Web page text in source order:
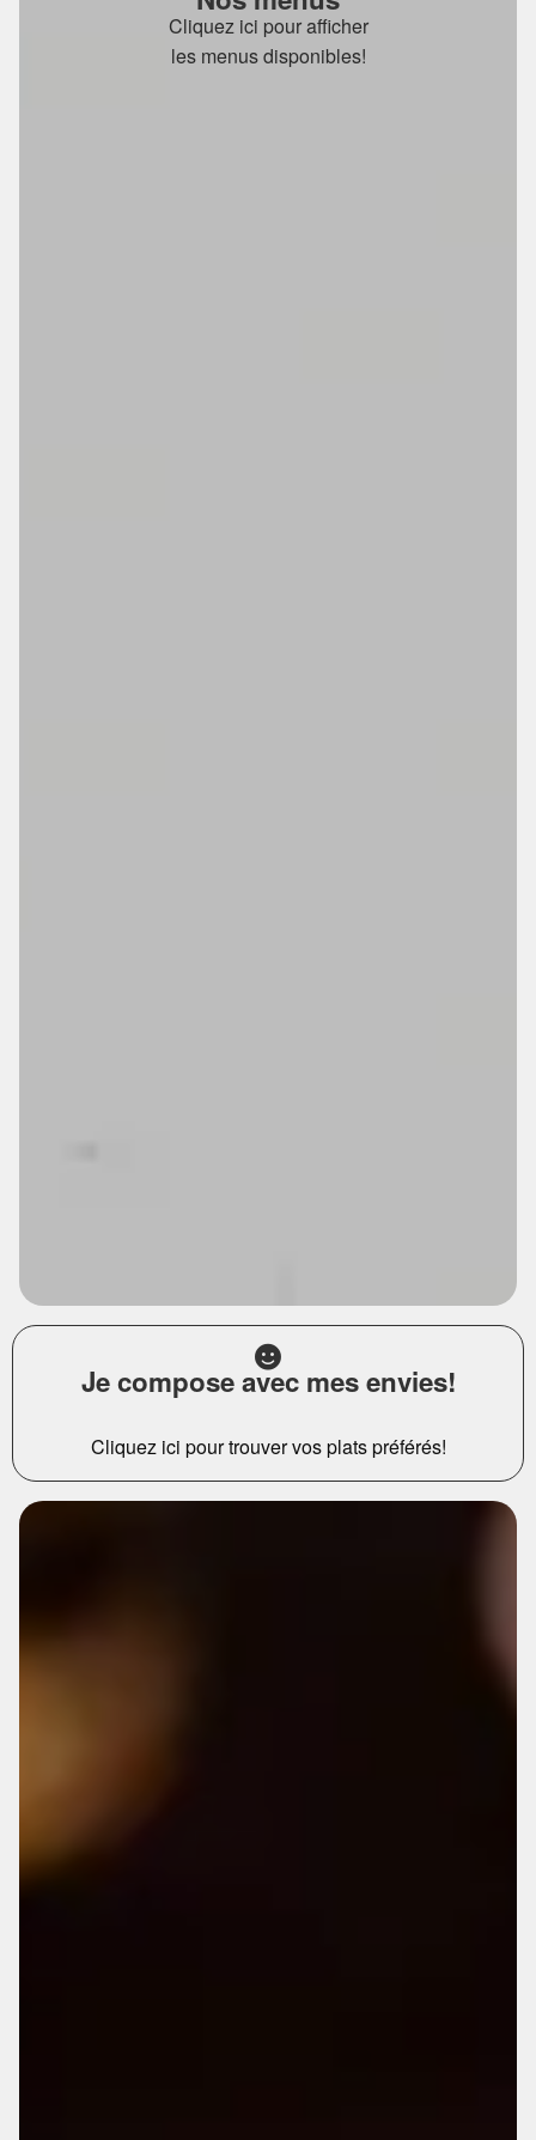
Cliquez ici pour afficher
les menus disponibles!
Je compose avec mes envies!
Cliquez ici pour trouver vos plats préférés!